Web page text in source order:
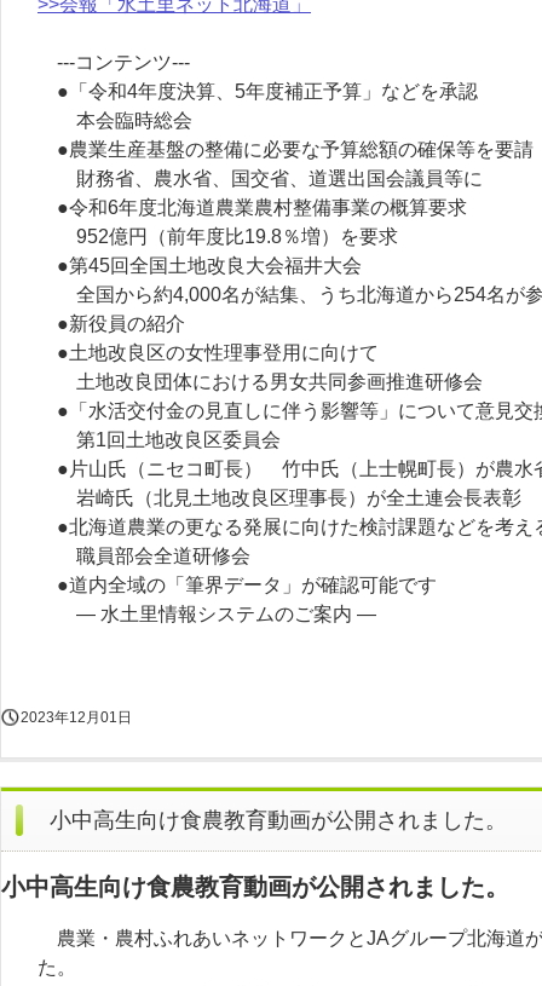
---コンテンツ---
●「令和4年度決算、5年度補正予算」などを承認
本会臨時総会
●農業生産基盤の整備に必要な予算総額の確保等を要請
財務省、農水省、国交省、道選出国会議員等に
●令和6年度北海道農業農村整備事業の概算要求
952億円（前年度比19.8％増）を要求
●第45回全国土地改良大会福井大会
全国から約4,000名が結集、うち北海道から254名が
●新役員の紹介
●土地改良区の女性理事登用に向けて
土地改良団体における男女共同参画推進研修会
●「水活交付金の見直しに伴う影響等」について意見交
第1回土地改良区委員会
●片山氏（ニセコ町長） 竹中氏（上士幌町長）が農水
岩崎氏（北見土地改良区理事長）が全土連会長表彰
●北海道農業の更なる発展に向けた検討課題などを考え
職員部会全道研修会
●道内全域の「筆界データ」が確認可能です
― 水土里情報システムのご案内 ―
2023年12月01日
小中高生向け食農教育動画が公開されました。
小中高生向け食農教育動画が公開されました。
農業・農村ふれあいネットワークとJAグループ北海道
た。